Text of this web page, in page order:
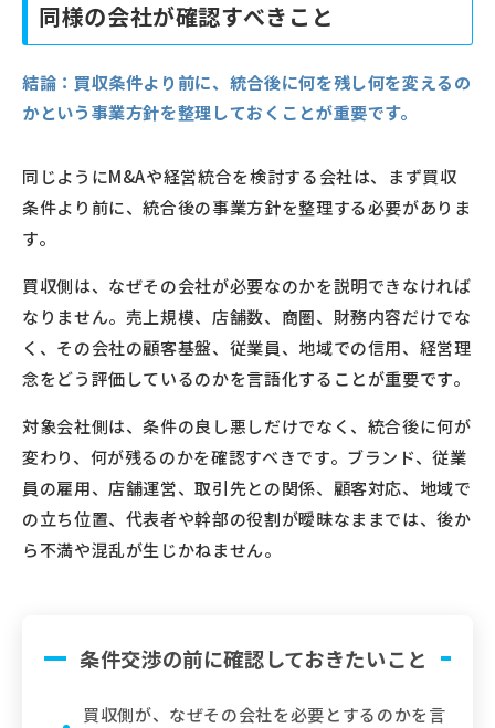
同様の会社が確認すべきこと
結論： 買収条件より前に、統合後に何を残し何を変えるの
かという事業方針を整理しておくことが重要です。
同じようにM&Aや経営統合を検討する会社は、まず買収
条件より前に、統合後の事業方針を整理する必要がありま
す。
買収側は、なぜその会社が必要なのかを説明できなければ
なりません。売上規模、店舗数、商圏、財務内容だけでな
く、その会社の顧客基盤、従業員、地域での信用、経営理
念をどう評価しているのかを言語化することが重要です。
対象会社側は、条件の良し悪しだけでなく、統合後に何が
変わり、何が残るのかを確認すべきです。ブランド、従業
員の雇用、店舗運営、取引先との関係、顧客対応、地域で
の立ち位置、代表者や幹部の役割が曖昧なままでは、後か
ら不満や混乱が生じかねません。
条件交渉の前に確認しておきたいこと
買収側が、なぜその会社を必要とするのかを言